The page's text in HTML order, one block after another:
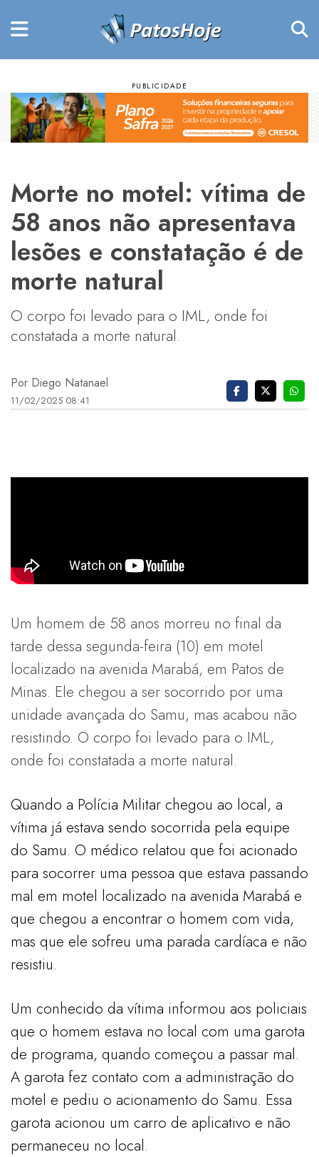
Morte no motel: vítima de
58 anos não apresentava
lesões e constatação é de
morte natural
O corpo foi levado para o IML, onde foi
constatada a morte natural.
Por Diego Natanael
11/02/2025 08:41
Um homem de 58 anos morreu no final da
tarde dessa segunda-feira (10) em motel
localizado na avenida Marabá, em Patos de
Minas. Ele chegou a ser socorrido por uma
unidade avançada do Samu, mas acabou não
resistindo. O corpo foi levado para o IML,
onde foi constatada a morte natural.
Quando a Polícia Militar chegou ao local, a
vítima já estava sendo socorrida pela equipe
do Samu. O médico relatou que foi acionado
para socorrer uma pessoa que estava passando
mal em motel localizado na avenida Marabá e
que chegou a encontrar o homem com vida,
mas que ele sofreu uma parada cardíaca e não
resistiu.
Um conhecido da vítima informou aos policiais
que o homem estava no local com uma garota
de programa, quando começou a passar mal.
A garota fez contato com a administração do
motel e pediu o acionamento do Samu. Essa
garota acionou um carro de aplicativo e não
permaneceu no local.